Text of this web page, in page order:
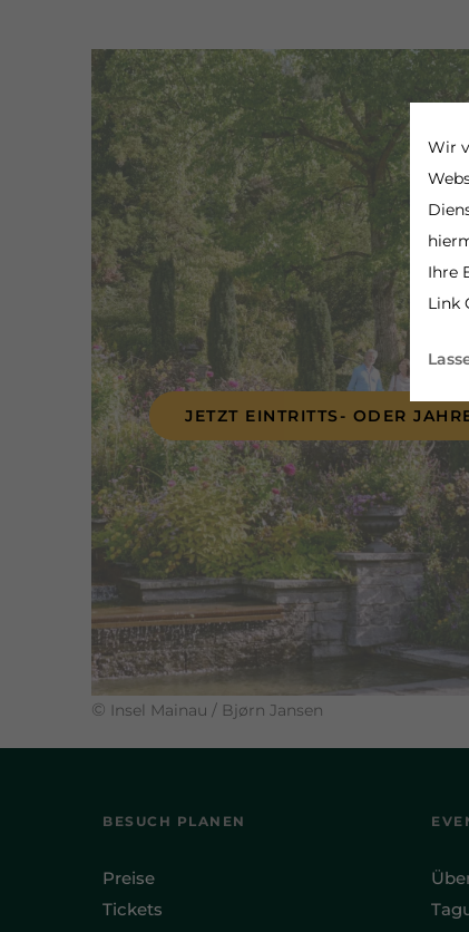
Wir
Ihre
Link
© Insel Mainau / Bjørn Jansen
JETZT EINTRITTS- ODER
BESUCH PLANEN
Preise
Tickets